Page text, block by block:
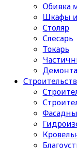
Обивка
Шкафы
Столяр
Слесарь
Токарь